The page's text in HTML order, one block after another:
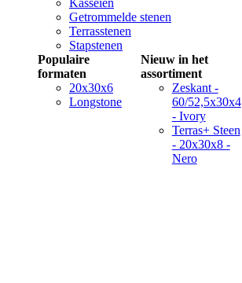
Getrommelde stenen
Terrasstenen
Stapstenen
Populaire
formaten
20x30x6
Longstone
Nieuw in het
assortiment
Zeskant -
60/52,5x30x4
- Ivory
Terras+ Steen
- 20x30x8 -
Nero